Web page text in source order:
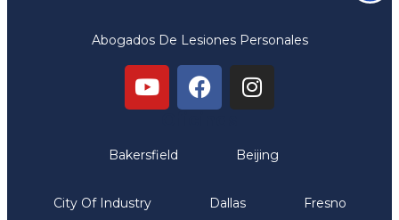
Abogados De Lesiones Personales
Bakersfield Beijing
City Of Industry Dallas Fresno